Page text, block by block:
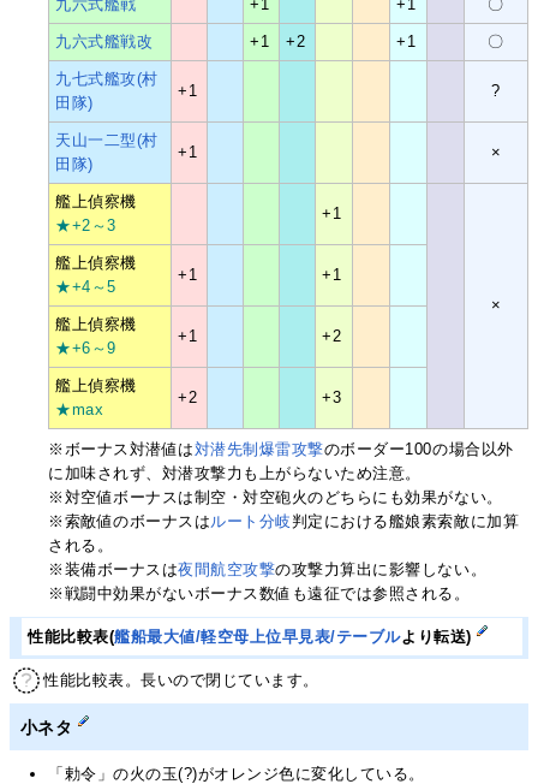
九六式艦戦 +1 +1 〇
九六式艦戦改 +1 +2 +1 〇
九七式艦攻(村
田隊)
+1 ?
天山一二型(村
田隊)
+1 ×
艦上偵察機
★+2～3
+1
×
艦上偵察機
★+4～5
+1 +1
艦上偵察機
★+6～9
+1 +2
艦上偵察機
★max
+2 +3
※ボーナス対潜値は対潜先制爆雷攻撃のボーダー100の場合以外
に加味されず、対潜攻撃力も上がらないため注意。
※対空値ボーナスは制空・対空砲火のどちらにも効果がない。
※索敵値のボーナスは ルート分岐判定における艦娘素索敵に加算
される。
※装備ボーナスは夜間航空攻撃の攻撃力算出に影響しない。
※戦闘中効果がないボーナス数値も遠征では参照される。
性能比較表(艦船最大値/軽空母上位早見表/テーブルより転送)
性能比較表。長いので閉じています。
小ネタ
「勅令」の火の玉(?)がオレンジ色に変化している。